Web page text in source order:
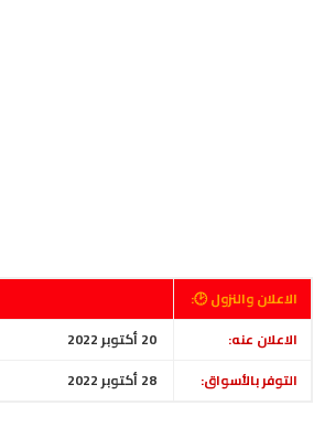
الاعلان والنزول 🕑:
الاعلان عنه:
التوفر بالأسواق: